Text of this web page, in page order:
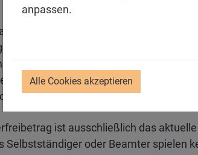
2026 gibt es die Aktivrente. Sie
bis zu 2.000 Euro
am 6. Februar 2026 einenKatalog
unverbindlich – zu wichtigen
eine praktische Orientierungshilfe
ist ausschließlich das
Selbstständiger oder Beamter spielen
anpassen.
Alle Cookies akzeptieren